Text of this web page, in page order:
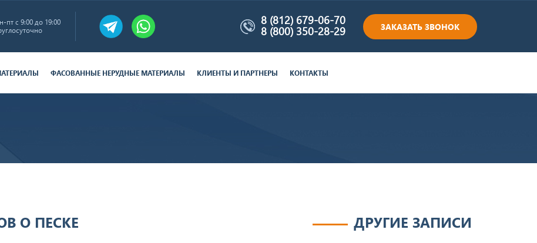
пт с 9:00 до 19:00
8 (812) 679-06-70
8 (800) 350-28-29 ЗАКАЗАТЬ ЗВОНОК
ФАСОВАННЫЕ НЕРУДНЫЕ МАТЕРИАЛЫ КЛИЕНТЫ И ПАРТНЕРЫ КОНТАКТЫ
О ПЕСКЕ ДРУГИЕ ЗАПИСИ